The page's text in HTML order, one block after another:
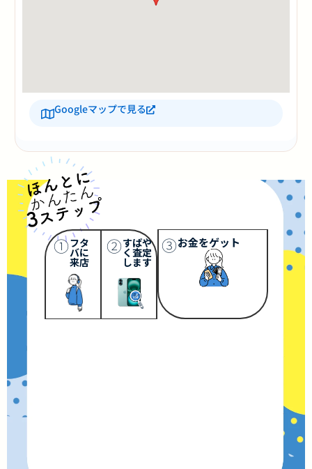
Googleマップで見る
①フタ
バに
来店
②すばや
く査定
します
③お金をゲット